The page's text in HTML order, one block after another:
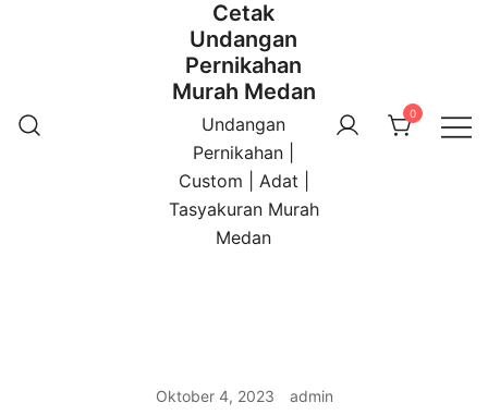
Cetak
Undangan
Pernikahan
Murah Medan
Undangan
Pernikahan |
Custom | Adat |
Tasyakuran Murah
Medan
0
Oktober 4, 2023 admin